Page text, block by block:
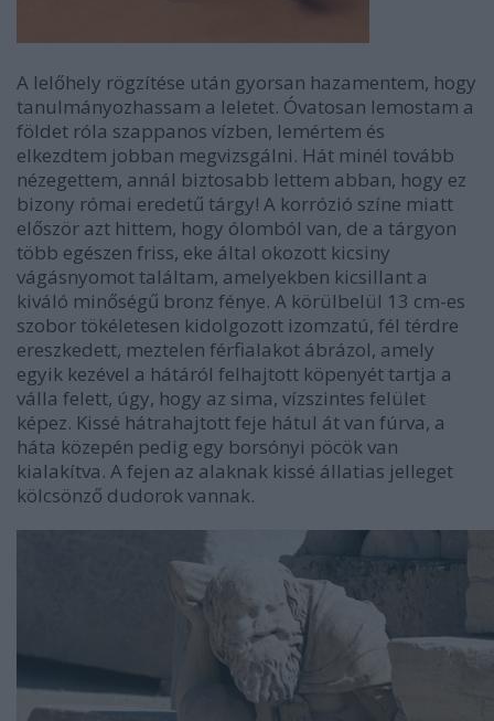
A lelőhely rögzítése után gyorsan hazamentem, hogy
tanulmányozhassam a leletet. Óvatosan lemostam a
földet róla szappanos vízben, lemértem és
elkezdtem jobban megvizsgálni. Hát minél tovább
nézegettem, annál biztosabb lettem abban, hogy ez
bizony római eredetű tárgy! A korrózió színe miatt
először azt hittem, hogy ólomból van, de a tárgyon
több egészen friss, eke által okozott kicsiny
vágásnyomot találtam, amelyekben kicsillant a
kiváló minőségű bronz fénye. A körülbelül 13 cm-es
szobor tökéletesen kidolgozott izomzatú, fél térdre
ereszkedett, meztelen férfialakot ábrázol, amely
egyik kezével a hátáról felhajtott köpenyét tartja a
válla felett, úgy, hogy az sima, vízszintes felület
képez. Kissé hátrahajtott feje hátul át van fúrva, a
háta közepén pedig egy borsónyi pöcök van
kialakítva. A fejen az alaknak kissé állatias jelleget
kölcsönző dudorok vannak.